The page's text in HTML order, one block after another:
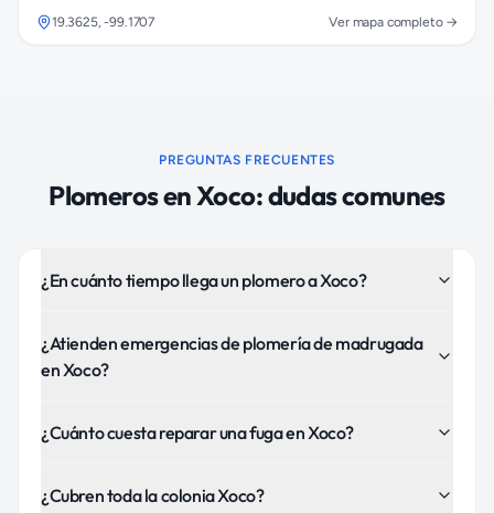
19.3625,-99.1707 Ver mapa completo →
PREGUNTAS FRECUENTES
PlomerosenXoco: dudas comunes
¿En cuánto tiempo llega un plomero a Xoco?
¿Atienden emergencias de plomería de madrugada
en Xoco?
¿Cuánto cuesta reparar una fuga en Xoco?
¿Cubren toda la colonia Xoco?